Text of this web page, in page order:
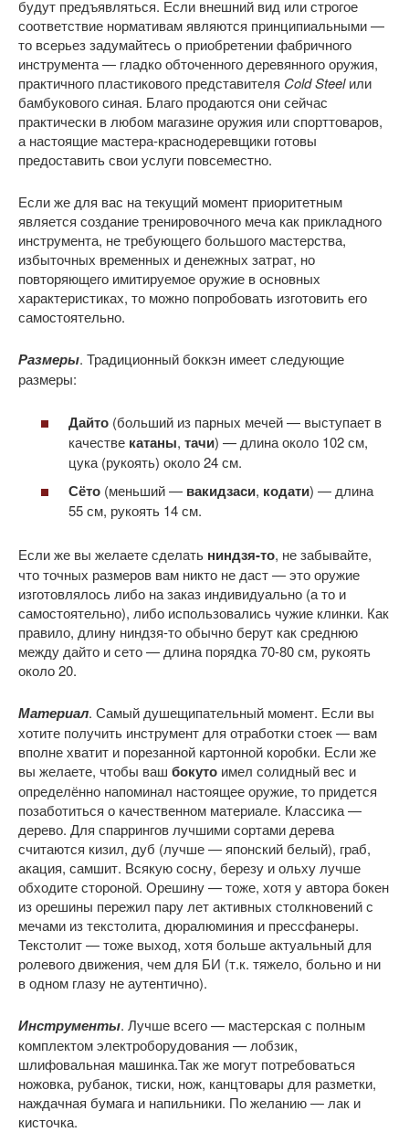
будут предъявляться. Если внешний вид или строгое
соответствие нормативам являются принципиальными —
то всерьез задумайтесь о приобретении фабричного
инструмента — гладко обточенного деревянного оружия,
практичного пластикового представителя Cold Steelили
бамбукового синая. Благо продаются они сейчас
практически в любом магазине оружия или спорттоваров,
а настоящие мастера-краснодеревщики готовы
предоставить свои услуги повсеместно.
Если же для вас на текущий момент приоритетным
является создание тренировочного меча как прикладного
инструмента, не требующего большого мастерства,
избыточных временных и денежных затрат, но
повторяющего имитируемое оружие в основных
характеристиках, то можно попробовать изготовить его
самостоятельно.
Размеры. Традиционный боккэн имеет следующие
размеры:
Дайто (больший из парных мечей — выступает в
качестве катаны, тачи) — длина около 102 см,
цука (рукоять) около 24 см.
Сёто (меньший — вакидзаси, кодати) — длина
55 см, рукоять 14 см.
Если же вы желаете сделать ниндзя-то, не забывайте,
что точных размеров вам никто не даст — это оружие
изготовлялось либо на заказ индивидуально (а то и
самостоятельно), либо использовались чужие клинки. Как
правило, длину ниндзя-то обычно берут как среднюю
между дайто и сето — длина порядка 70-80 см, рукоять
около 20.
Материал. Самый душещипательный момент. Если вы
хотите получить инструмент для отработки стоек — вам
вполне хватит и порезанной картонной коробки. Если же
вы желаете, чтобы ваш бокуто имел солидный вес и
определённо напоминал настоящее оружие, то придется
позаботиться о качественном материале. Классика —
дерево. Для спаррингов лучшими сортами дерева
считаются кизил, дуб (лучше — японский белый), граб,
акация, самшит. Всякую сосну, березу и ольху лучше
обходите стороной. Орешину — тоже, хотя у автора бокен
из орешины пережил пару лет активных столкновений с
мечами из текстолита, дюралюминия и прессфанеры.
Текстолит — тоже выход, хотя больше актуальный для
ролевого движения, чем для БИ (т.к. тяжело, больно и ни
в одном глазу не аутентично).
Инструменты. Лучше всего — мастерская с полным
комплектом электроборудования — лобзик,
шлифовальная машинка.Так же могут потребоваться
ножовка, рубанок, тиски, нож, канцтовары для разметки,
наждачная бумага и напильники. По желанию — лак и
кисточка.